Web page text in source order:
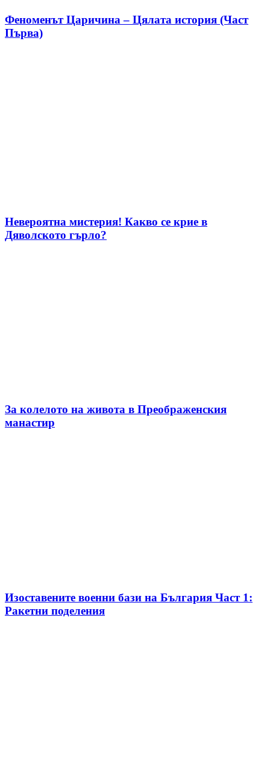
Феноменът Царичина – Цялата история (Част
Първа)
Невероятна мистерия! Какво се крие в
Дяволското гърло?
За колелото на живота в Преображенския
манастир
Изоставените военни бази на България Част 1:
Ракетни поделения